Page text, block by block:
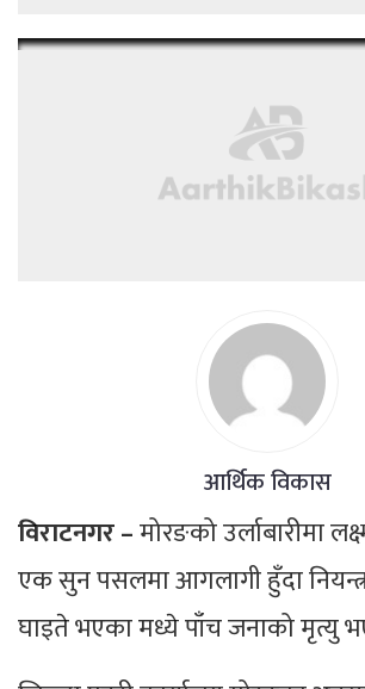
आर्थिक विकास
विराटनगर –मोरङको उर्लाबारीमा
एक सुन पसलमा आगलागी हुँदा
घाइते भएका मध्ये पाँच जनाको मृत्यु